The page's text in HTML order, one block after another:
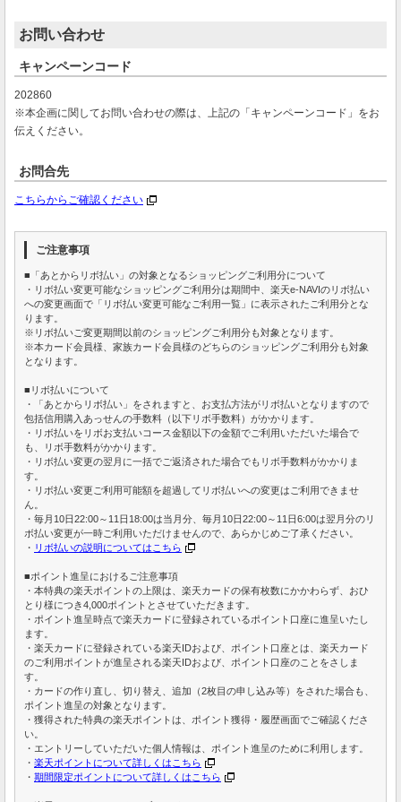
お問い合わせ
キャンペーンコード
202860
※本企画に関してお問い合わせの際は、上記の「キャンペーンコード」をお
伝えください。
お問合先
こちらからご確認ください
ご注意事項
■「あとからリボ払い」の対象となるショッピングご利用分について
・リボ払い変更可能なショッピングご利用分は期間中、楽天e-NAVIのリボ払い
への変更画面で「リボ払い変更可能なご利用一覧」に表示されたご利用分とな
ります。
※リボ払いご変更期間以前のショッピングご利用分も対象となります。
※本カード会員様、家族カード会員様のどちらのショッピングご利用分も対象
となります。
■リボ払いについて
・「あとからリボ払い」をされますと、お支払方法がリボ払いとなりますので
包括信用購入あっせんの手数料（以下リボ手数料）がかかります。
・リボ払いをリボお支払いコース金額以下の金額でご利用いただいた場合で
も、リボ手数料がかかります。
・リボ払い変更の翌月に一括でご返済された場合でもリボ手数料がかかりま
す。
・リボ払い変更ご利用可能額を超過してリボ払いへの変更はご利用できませ
ん。
・毎月10日22:00～11日18:00は当月分、毎月10日22:00～11日6:00は翌月分のリ
ボ払い変更が一時ご利用いただけませんので、あらかじめご了承ください。
・ リボ払いの説明についてはこちら
■ポイント進呈におけるご注意事項
・本特典の楽天ポイントの上限は、楽天カードの保有枚数にかかわらず、おひ
とり様につき4,000ポイントとさせていただきます。
・ポイント進呈時点で楽天カードに登録されているポイント口座に進呈いたし
ます。
・楽天カードに登録されている楽天IDおよび、ポイント口座とは、楽天カード
のご利用ポイントが進呈される楽天IDおよび、ポイント口座のことをさしま
す。
・カードの作り直し、切り替え、追加（2枚目の申し込み等）をされた場合も、
ポイント進呈の対象となります。
・獲得された特典の楽天ポイントは、ポイント獲得・履歴画面でご確認くださ
い。
・エントリーしていただいた個人情報は、ポイント進呈のために利用します。
・ 楽天ポイントについて詳しくはこちら
・ 期間限定ポイントについて詳しくはこちら